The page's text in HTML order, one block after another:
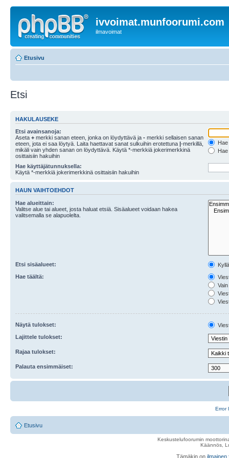
ivvoimat.munfoorumi.com
ilmavoimat
Etusivu
Etsi
HAKULAUSEKE
Etsi avainsanoja:
Aseta + merkki sanan eteen, jonka on löydyttävä ja - merkki sellaisen sanan
eteen, jota ei saa löytyä. Laita haettavat sanat sulkuihin erotettuna |-merkillä,
mikäli vain yhden sanan on löydyttävä. Käytä *-merkkiä jokerimerkkinä
osittaisiin hakuihin
Hae käyttäjätunnuksella:
Käytä *-merkkiä jokerimerkkinä osittaisiin hakuihin
HAUN VAIHTOEHDOT
Hae alueittain:
Valitse alue tai alueet, josta haluat etsiä. Sisäalueet voidaan hakea
valitsemalla se alapuolelta.
Etsi sisäalueet:
Hae täältä:
Näytä tulokset:
Lajittele tulokset:
Rajaa tulokset:
Palauta ensimmäiset:
Error
Etusivu
Keskustelufoorumin
Käännös,
Tämäkin on ilmainen